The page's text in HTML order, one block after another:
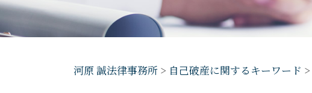
河原 誠法律事務所 > 自己破産に関するキーワード >